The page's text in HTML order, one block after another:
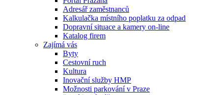
Adresář zaměstnanců
Kalkulačka místního poplatku za odpad
Dopravní situace a kamery on-line
Katalog firem
Zajímá vás
Byty
Cestovní ruch
Kultura
Inovační služby HMP
Možnosti parkování v Praze